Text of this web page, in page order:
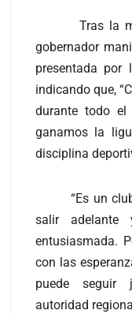
Tras la
gobernador
presentada por
indicando que,
durante todo el
ganamos la
disciplina
“Es un club
salir adelante
entusiasmada.
con las
puede seguir
autoridad